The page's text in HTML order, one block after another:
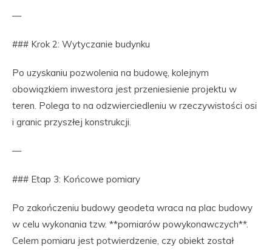
—
### Krok 2: Wytyczanie budynku
Po uzyskaniu pozwolenia na budowę, kolejnym
obowiązkiem inwestora jest przeniesienie projektu w
teren. Polega to na odzwierciedleniu w rzeczywistości osi
i granic przyszłej konstrukcji.
—
### Etap 3: Końcowe pomiary
Po zakończeniu budowy geodeta wraca na plac budowy
w celu wykonania tzw. **pomiarów powykonawczych**.
Celem pomiaru jest potwierdzenie, czy obiekt został